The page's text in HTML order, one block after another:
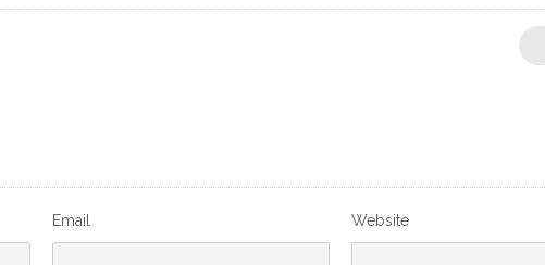
Email Website